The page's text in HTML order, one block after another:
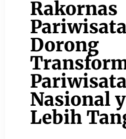
Rakornas
Dorong
Pariwisata
Nasional
Lebih